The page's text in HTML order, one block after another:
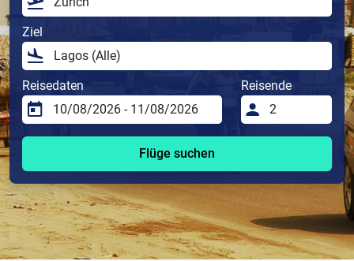
Ziel
Reisedaten Reisende
Flüge suchen